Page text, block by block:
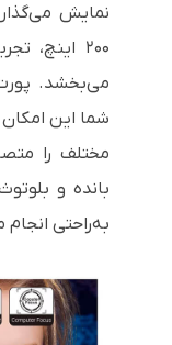
نمایش
۲۰۰
شما این
به‌راحتی